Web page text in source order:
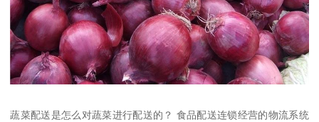
蔬菜配送是怎么对蔬菜进行配送的？ 食品配送连锁经营的物流系统